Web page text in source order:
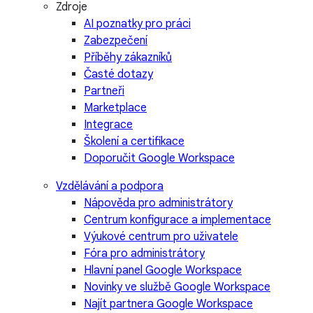
Zdroje
AI poznatky pro práci
Zabezpečení
Příběhy zákazníků
Časté dotazy
Partneři
Marketplace
Integrace
Školení a certifikace
Doporučit Google Workspace
Vzdělávání a podpora
Nápověda pro administrátory
Centrum konfigurace a implementace
Výukové centrum pro uživatele
Fóra pro administrátory
Hlavní panel Google Workspace
Novinky ve službě Google Workspace
Najít partnera Google Workspace